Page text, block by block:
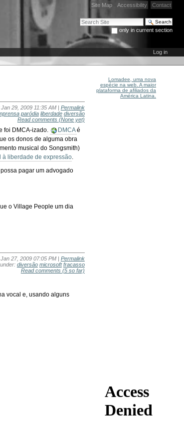
Site Map Accessibility Contact
Search Site
only in current section
Advanced Search…
Log in
Jan 29, 2009 11:35 AM | Permalink
paródia liberdade diversão
Read comments (None yet)
foi DMCA-izado. DMCAé
os donos de alguma obra
musical do Songsmith)
à liberdade de expressão.
pagar um advogado
o Village People um dia
27, 2009 07:05 PM | Permalink
diversão microsoft fracasso
Read comments (5 so far)
vocal e, usando alguns
Lomadee, uma nova
espécie na web. A maior
plataforma de afiliados da
América Latina.